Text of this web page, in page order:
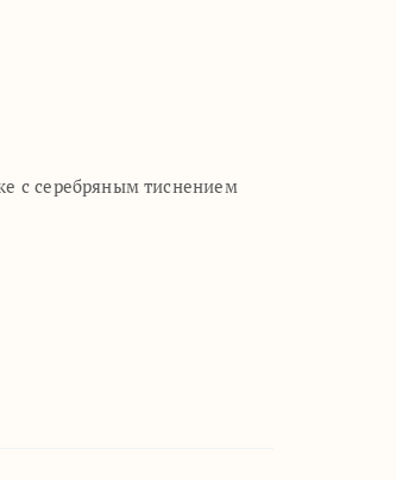
с серебряным тиснением